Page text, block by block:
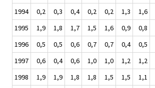
1994
0,2 0,3 0,4 0,2 0,2 1,3 1,6
1995
1,9 1,8 1,7 1,5 1,6 0,9 0,8
1996
0,5 0,5 0,6 0,7 0,7 0,4 0,5
1997
0,6 0,4 0,6 1,0 1,0 1,2 1,2
1998
1,9 1,9 1,8 1,8 1,5 1,5 1,1